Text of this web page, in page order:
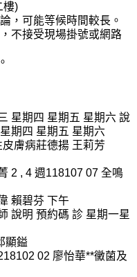
樓)
，可能等候時間較長。
不接受現場掛號或網路
星期四 星期五 星期六 說
期四 星期五 星期六
膚病莊德揚 王莉芳
2 , 4 週118107 07 全鳴
賴碧芬 下午
說明 預約碼 診 星期一星
顯鎰
02 廖怡華**黴菌及